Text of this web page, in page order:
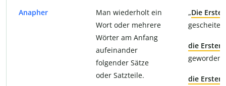
Anapher
Man wiederholt ein
Wort oder mehrere
Wörter am Anfang
aufeinander
folgender Sätze
oder Satzteile.
„Die Ersten
die Ersten
geworden,
die Ersten